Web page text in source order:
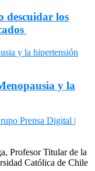
descuidar los
y la
Prensa Digital |
Profesor Titular de la
Católica de Chile